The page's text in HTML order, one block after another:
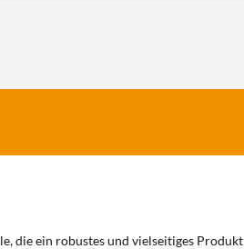
die ein robustes und vielseitiges Produkt